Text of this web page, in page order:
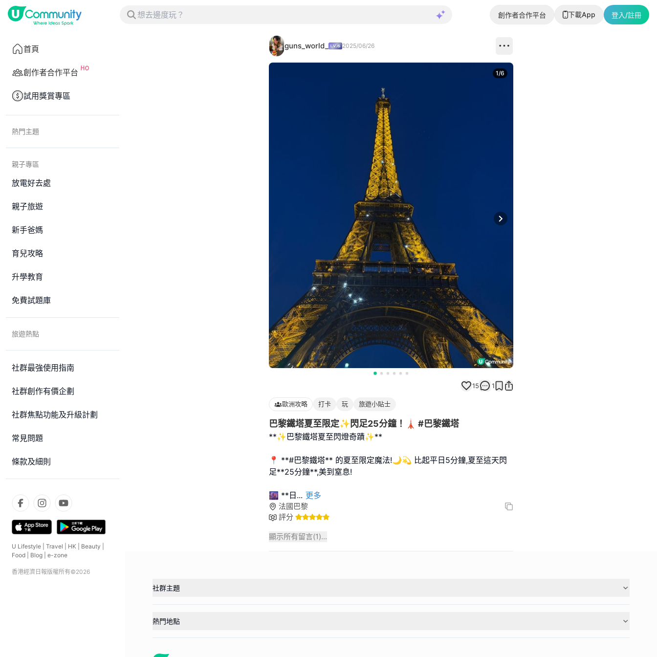
創作者合作平台 下載App 登入/註冊
首頁
創作者合作平台
試用獎賞專區
熱門主題
親子專區
放電好去處
親子旅遊
新手爸媽
育兒攻略
升學教育
免費試題庫
旅遊熱點
社群最強使用指南
社群創作有價企劃
社群焦點功能及升級計劃
常見問題
條款及細則
U Lifestyle Travel HK Beauty
Food
Blog e-zone
香港經濟日報版權所有©2026
guns_world_ 2025/06/26
Next slide
1/6
15 1
歐洲攻略 打卡 玩 旅遊小貼士
巴黎鐵塔夏至限定✨閃足25分鐘！🗼 #巴黎鐵塔
**✨巴黎鐵塔夏至閃燈奇蹟✨**
📍 **#巴黎鐵塔** 的夏至限定魔法!🌙💫 比起平日5分鐘,夏至這天閃
足**25分鐘**,美到窒息!
🌆 **日... 更多
法國巴黎
評分
顯示所有留言(1)...
社群主題
熱門地點